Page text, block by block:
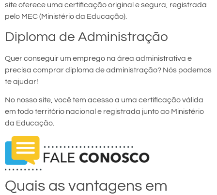
site oferece uma certificação original e segura, registrada
pelo MEC (Ministério da Educação).
Diploma de Administração
Quer conseguir um emprego na área administrativa e
precisa comprar diploma de administração? Nós podemos
te ajudar!
No nosso site, você tem acesso a uma certificação válida
em todo território nacional e registrada junto ao Ministério
da Educação.
Quais as vantagens em